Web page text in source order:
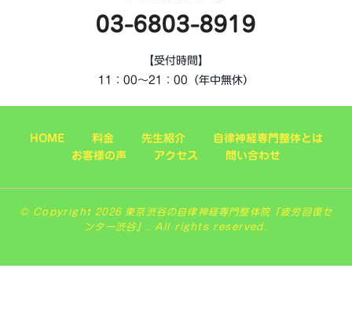
03-6803-8919
【受付時間】
11：00～21：00（年中無休）
HOME 料金 先生紹介
自律神経専門整体とは
お客様の声
アクセス 問い合わせ
© Copyright 2026 東京渋谷の自律神経専門整体院「疲労回復セ
ンター渋谷」. All rights reserved.